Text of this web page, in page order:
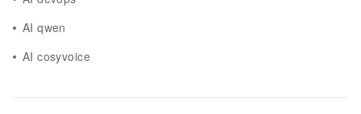
AI qwen
AI cosyvoice